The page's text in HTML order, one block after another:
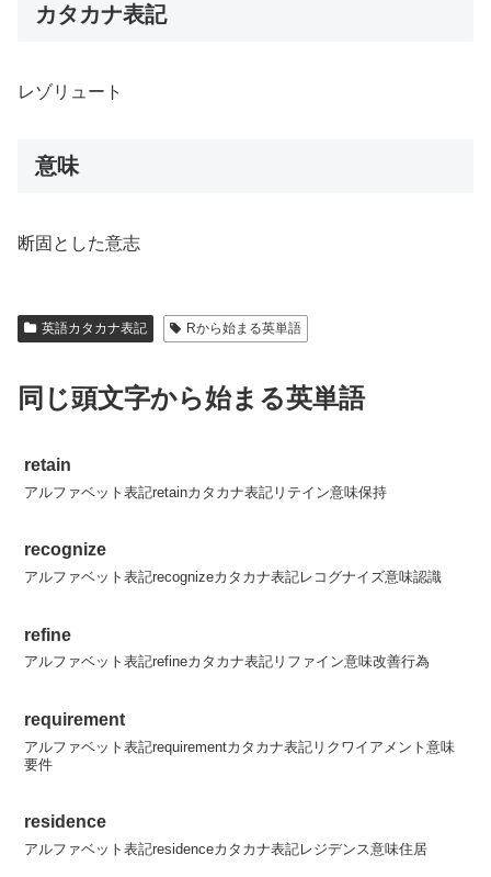
カタカナ表記
レゾリュート
意味
断固とした意志
英語カタカナ表記 Rから始まる英単語
同じ頭文字から始まる英単語
retain
アルファベット表記retainカタカナ表記リテイン意味保持
recognize
アルファベット表記recognizeカタカナ表記レコグナイズ意味認識
refine
アルファベット表記refineカタカナ表記リファイン意味改善行為
requirement
アルファベット表記requirementカタカナ表記リクワイアメント意味
要件
residence
アルファベット表記residenceカタカナ表記レジデンス意味住居